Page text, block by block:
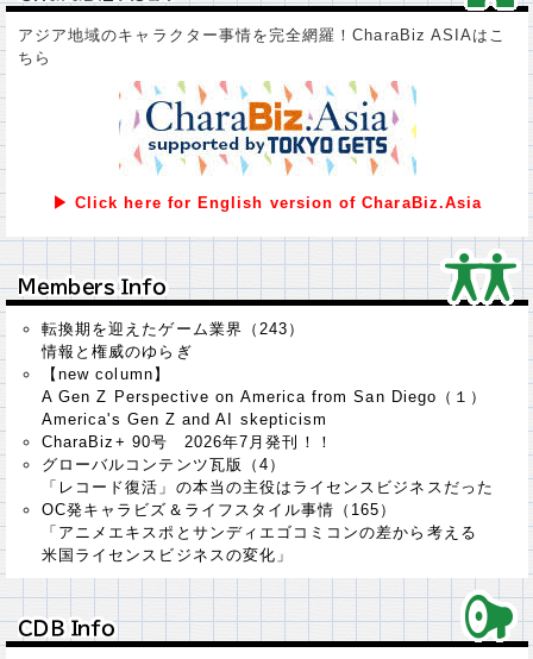
アジア地域のキャラクター事情を完全網羅！CharaBiz ASIAはこ
ちら
▶ Click here for English version of CharaBiz.Asia
Ｍｅｍｂｅｒｓ Ｉｎｆｏ
Ｍｅｍｂｅｒｓ Ｉｎｆｏ
転換期を迎えたゲーム業界（243）
情報と権威のゆらぎ
【new column】
A Gen Z Perspective on America from San Diego（１）
America's Gen Z and AI skepticism
CharaBiz+ 90号 2026年7月発刊！！
グローバルコンテンツ瓦版（4）
「レコード復活」の本当の主役はライセンスビジネスだった
OC発キャラビズ＆ライフスタイル事情（165）
「アニメエキスポとサンディエゴコミコンの差から考える
米国ライセンスビジネスの変化」
ＣＤＢ Ｉｎｆｏ
ＣＤＢ Ｉｎｆｏ